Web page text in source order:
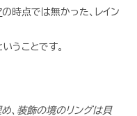
の時点では無かった、レイン
うことです。
、装飾の境のリングは貝